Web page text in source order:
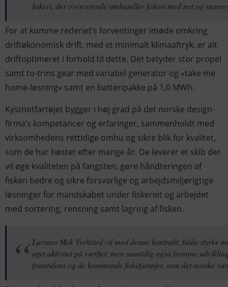
fiskeri, der overvejende omhandler fiskeri med not og
For at komme rederiet’s forventinger imøde omkring
driftøkonomisk drift, med et minimalt klimaaftryk, er alt
driftoptimeret i forhold til dette. Det betyder stor propel
samt to-trins gear med variabel generator og »take me
home-løsning« samt en batteripakke på 1,0 MWh.
Kystnotfartøjet bygger i høj grad på det norske design-
firma’s kompetancer og erfaringer, sammenholdt med
virksomhedens rettidige omhu og sikre blik for kvalitet,
som de har høstet efter mange år. De leverer et skib der
vil øge kvaliteten på fangsten, gøre håndteringen af
fisken bedre og sikre forsvarlige og arbejdsmiljørigtige
løsninger for mandskabet under fiskeriet og arbejdet
med sortering, rensning samt lagring af fisken.
Larsnes Mek Verksted vil med denne kontrakt, både styrke
øget aktivitet på værftet, men samtidig også fremme
fremtidens og de kommende fiskefartøjer, som det norske